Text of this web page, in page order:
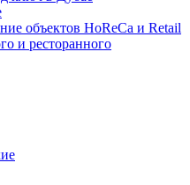
объектов HoReCa и Retail
и ресторанного